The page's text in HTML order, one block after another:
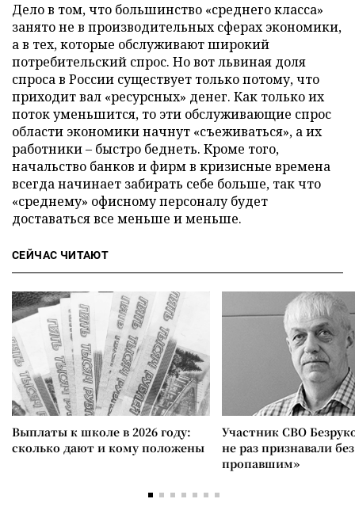
Дело в том, что большинство «среднего класса»
занято не в производительных сферах экономики,
а в тех, которые обслуживают широкий
потребительский спрос. Но вот львиная доля
спроса в России существует только потому, что
приходит вал «ресурсных» денег. Как только их
поток уменьшится, то эти обслуживающие спрос
области экономики начнут «съеживаться», а их
работники – быстро беднеть. Кроме того,
начальство банков и фирм в кризисные времена
всегда начинает забирать себе больше, так что
«среднему» офисному персоналу будет
доставаться все меньше и меньше.
СЕЙЧАС ЧИТАЮТ
Выплаты к школе в 2026 году:
сколько дают и кому положены
Участник СВО
не раз признавали
пропавшим»